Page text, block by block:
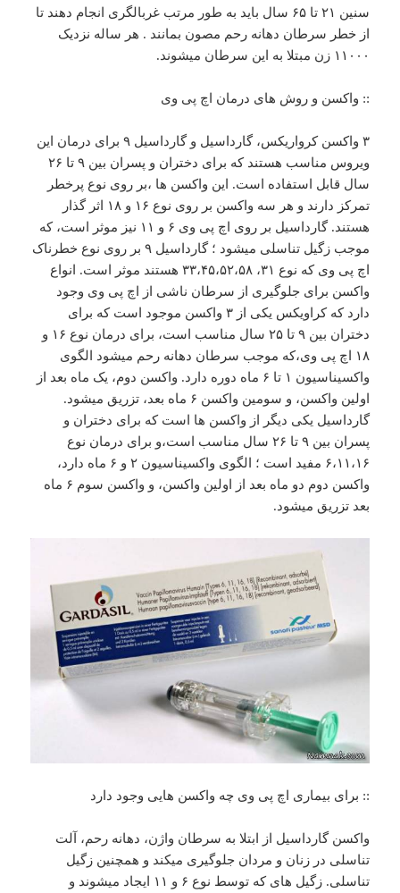
سنین ۲۱ تا ۶۵ سال باید به طور مرتب غربالگری انجام دهند تا
از خطر سرطان دهانه رحم مصون بمانند . هر ساله نزدیک
۱۱۰۰۰ زن مبتلا به این سرطان میشوند.
:: واکسن و روش های درمان اچ پی وی
۳ واکسن کرواریکس، گارداسیل و گارداسیل ۹ برای درمان این
ویروس مناسب هستند که برای دختران و پسران بین ۹ تا ۲۶
سال قابل استفاده است. این واکسن ها ،بر روی نوع پرخطر
تمرکز دارند و هر سه واکسن بر روی نوع ۱۶ و ۱۸ اثر گذار
هستند. گارداسیل بر روی اچ پی وی ۶ و ۱۱ نیز موثر است، که
موجب زگیل تناسلی میشود ؛ گارداسیل ۹ بر روی نوع خطرناک
اچ پی وی که نوع ۳۱، ۳۳،۴۵،۵۲،۵۸ هستند موثر است. انواع
واکسن برای جلوگیری از سرطان ناشی از اچ پی وی وجود
دارد که کراویکس یکی از ۳ واکسن موجود است که برای
دختران بین ۹ تا ۲۵ سال مناسب است، برای درمان نوع ۱۶ و
۱۸ اچ پی وی،که موجب سرطان دهانه رحم میشود الگوی
واکسیناسیون ۱ تا ۶ ماه دوره دارد. واکسن دوم، یک ماه بعد از
اولین واکسن، و سومین واکسن ۶ ماه بعد، تزریق میشود.
گارداسیل یکی دیگر از واکسن ها است که برای دختران و
پسران بین ۹ تا ۲۶ سال مناسب است،و برای درمان نوع
۶،۱۱،۱۶ مفید است ؛ الگوی واکسیناسیون ۲ و ۶ ماه دارد،
واکسن دوم دو ماه بعد از اولین واکسن، و واکسن سوم ۶ ماه
بعد تزریق میشود.
:: برای بیماری اچ پی وی چه واکسن هایی وجود دارد
واکسن گارداسیل از ابتلا به سرطان واژن، دهانه رحم، آلت
تناسلی در زنان و مردان جلوگیری میکند و همچنین زگیل
تناسلی. زگیل های که توسط نوع ۶ و ۱۱ ایجاد میشوند و